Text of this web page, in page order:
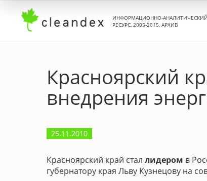
ИНФОРМАЦИОННО-АНАЛИТИЧЕСКИЙ
РЕСУРС, 2005-2015, АРХИВ
Красноярский
внедрения
25.11.2010
Красноярский край стал лидером в
губернатору края Льву Кузнецову на